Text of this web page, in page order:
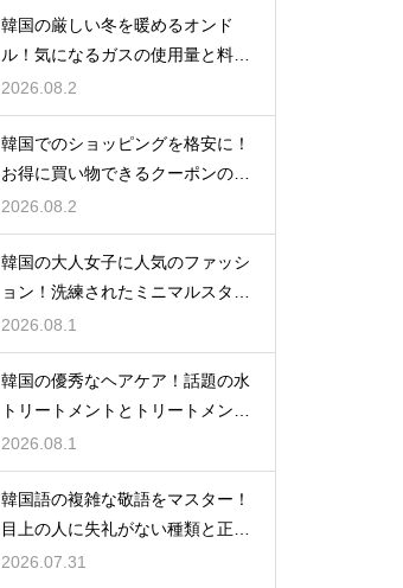
韓国の厳しい冬を暖めるオンド
ル！気になるガスの使用量と料金
の目安
2026.08.2
韓国でのショッピングを格安に！
お得に買い物できるクーポンの賢
い探し方
2026.08.2
韓国の大人女子に人気のファッシ
ョン！洗練されたミニマルスタイ
ルの特徴
2026.08.1
韓国の優秀なヘアケア！話題の水
トリートメントとトリートメント
の使い分け
2026.08.1
韓国語の複雑な敬語をマスター！
目上の人に失礼がない種類と正し
い使い分け
2026.07.31